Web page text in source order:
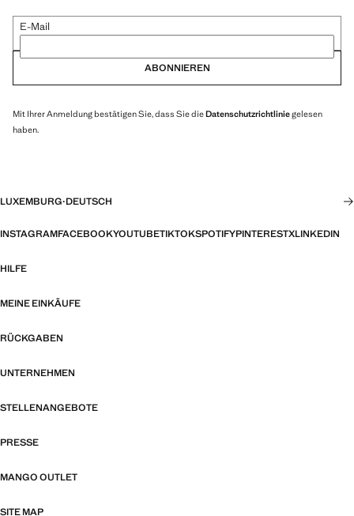
E-Mail
ABONNIEREN
Mit Ihrer Anmeldung bestätigen Sie, dass Sie dieDatenschutzrichtliniegelesen
haben.
LUXEMBURG·DEUTSCH
INSTAGRAMFACEBOOKYOUTUBETIKTOKSPOTIFYPINTERESTXLINKEDIN
HILFE
MEINE EINKÄUFE
RÜCKGABEN
UNTERNEHMEN
STELLENANGEBOTE
PRESSE
MANGO OUTLET
SITE MAP